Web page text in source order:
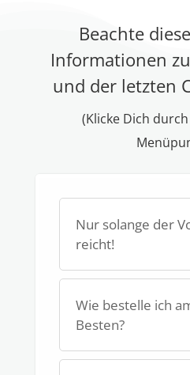
Beachte
Informationen
und der letzten
(Klicke Dich
Nur solange der
reicht!
Wie bestelle ich
Besten?